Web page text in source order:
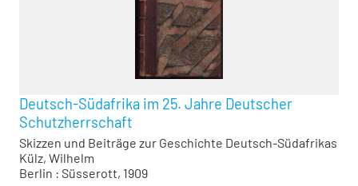
Deutsch-Südafrika im 25. Jahre Deutscher
Schutzherrschaft
Skizzen und Beiträge zur Geschichte Deutsch-Südafrikas
Külz, Wilhelm
Berlin : Süsserott, 1909